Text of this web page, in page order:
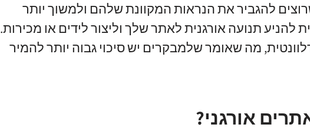
להגביר את הנראות המקוונת שלהם ולמשוך יותר
להניע תנועה אורגנית לאתר שלך וליצור לידים או מכירות.
מה שאומר שלמבקרים יש סיכוי גבוה יותר להמיר
אורגני?